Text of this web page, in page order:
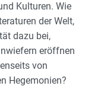
Kulturen. Wie
der Welt,
dazu bei,
eröffnen
von
Hegemonien?